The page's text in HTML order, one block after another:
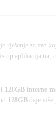
rješenje za sve
128GB interne
128GB daje više